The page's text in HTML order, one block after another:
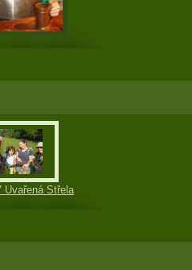
Uvařená Střela